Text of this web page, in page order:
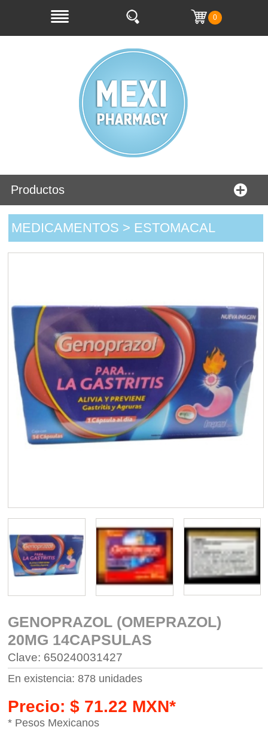
0
Productos
MEDICAMENTOS > ESTOMACAL
GENOPRAZOL (OMEPRAZOL)
20MG 14CAPSULAS
Clave: 650240031427
En existencia: 878 unidades
Precio: $ 71.22 MXN*
* Pesos Mexicanos